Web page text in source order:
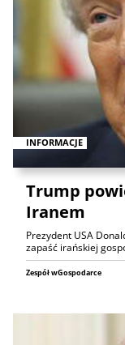
INFORMACJE
Trump
Iranem
Prezydent USA
zapaść irańskiej
Zespół wGospodarce